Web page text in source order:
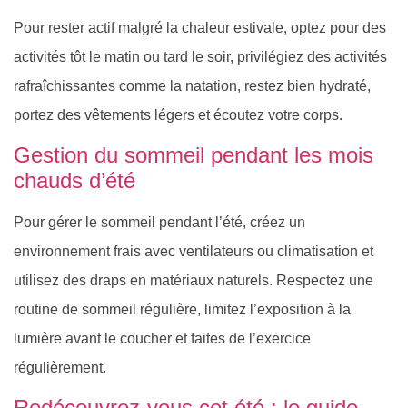
Pour rester actif malgré la chaleur estivale, optez pour des
activités tôt le matin ou tard le soir, privilégiez des activités
rafraîchissantes comme la natation, restez bien hydraté,
portez des vêtements légers et écoutez votre corps.
Gestion du sommeil pendant les mois
chauds d’été
Pour gérer le sommeil pendant l’été, créez un
environnement frais avec ventilateurs ou climatisation et
utilisez des draps en matériaux naturels. Respectez une
routine de sommeil régulière, limitez l’exposition à la
lumière avant le coucher et faites de l’exercice
régulièrement.